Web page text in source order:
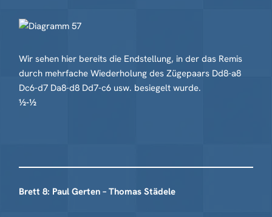
Wir sehen hier bereits die Endstellung, in der das Remis
durch mehrfache Wiederholung des Zügepaars Dd8-a8
Dc6-d7 Da8-d8 Dd7-c6 usw. besiegelt wurde.
½-½
Brett 8: Paul Gerten – Thomas Städele